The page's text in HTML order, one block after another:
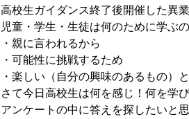
高校生ガイダンス終了後開催した異
児童・学生・生徒は何のために学ぶ
・親に言われるから
・可能性に挑戦するため
・楽しい（自分の興味のあるもの）
さて今日高校生は何を感じ！何を学
アンケートの中に答えを探したいと